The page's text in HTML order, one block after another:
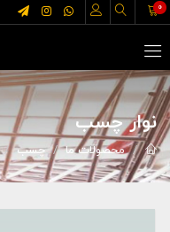
0
نوار چسب
محصولات ما چسب